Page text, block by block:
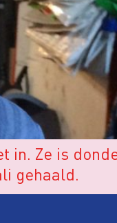
in. Ze is
gehaald.